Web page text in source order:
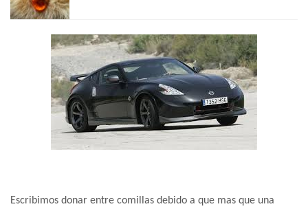
Escribimos donar entre comillas debido a que mas que una